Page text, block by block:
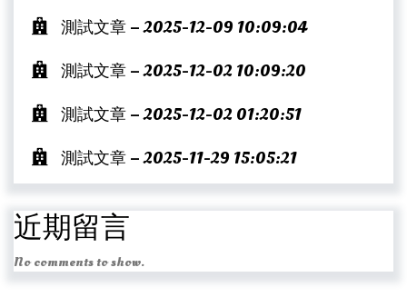
測試文章 – 2025-12-09 10:09:04
測試文章 – 2025-12-02 10:09:20
測試文章 – 2025-12-02 01:20:51
測試文章 – 2025-11-29 15:05:21
近期留言
No comments to show.